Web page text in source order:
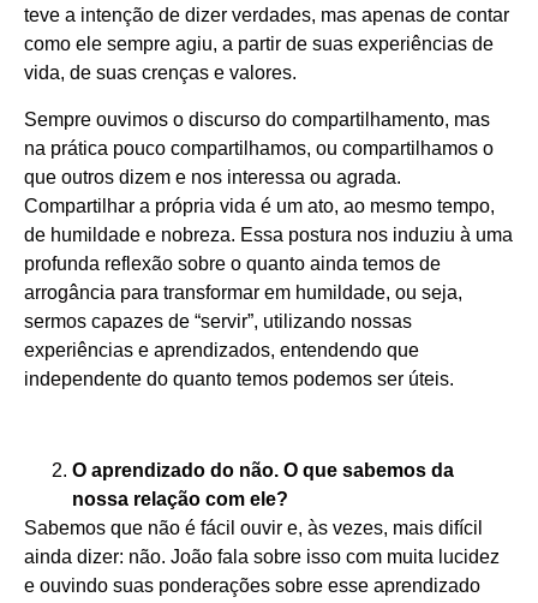
teve a intenção de dizer verdades, mas apenas de contar
como ele sempre agiu, a partir de suas experiências de
vida, de suas crenças e valores.
Sempre ouvimos o discurso do compartilhamento, mas
na prática pouco compartilhamos, ou compartilhamos o
que outros dizem e nos interessa ou agrada.
Compartilhar a própria vida é um ato, ao mesmo tempo,
de humildade e nobreza. Essa postura nos induziu à uma
profunda reflexão sobre o quanto ainda temos de
arrogância para transformar em humildade, ou seja,
sermos capazes de “servir”, utilizando nossas
experiências e aprendizados, entendendo que
independente do quanto temos podemos ser úteis.
O aprendizado do não. O que sabemos da
nossa relação com ele?
Sabemos que não é fácil ouvir e, às vezes, mais difícil
ainda dizer: não. João fala sobre isso com muita lucidez
e ouvindo suas ponderações sobre esse aprendizado